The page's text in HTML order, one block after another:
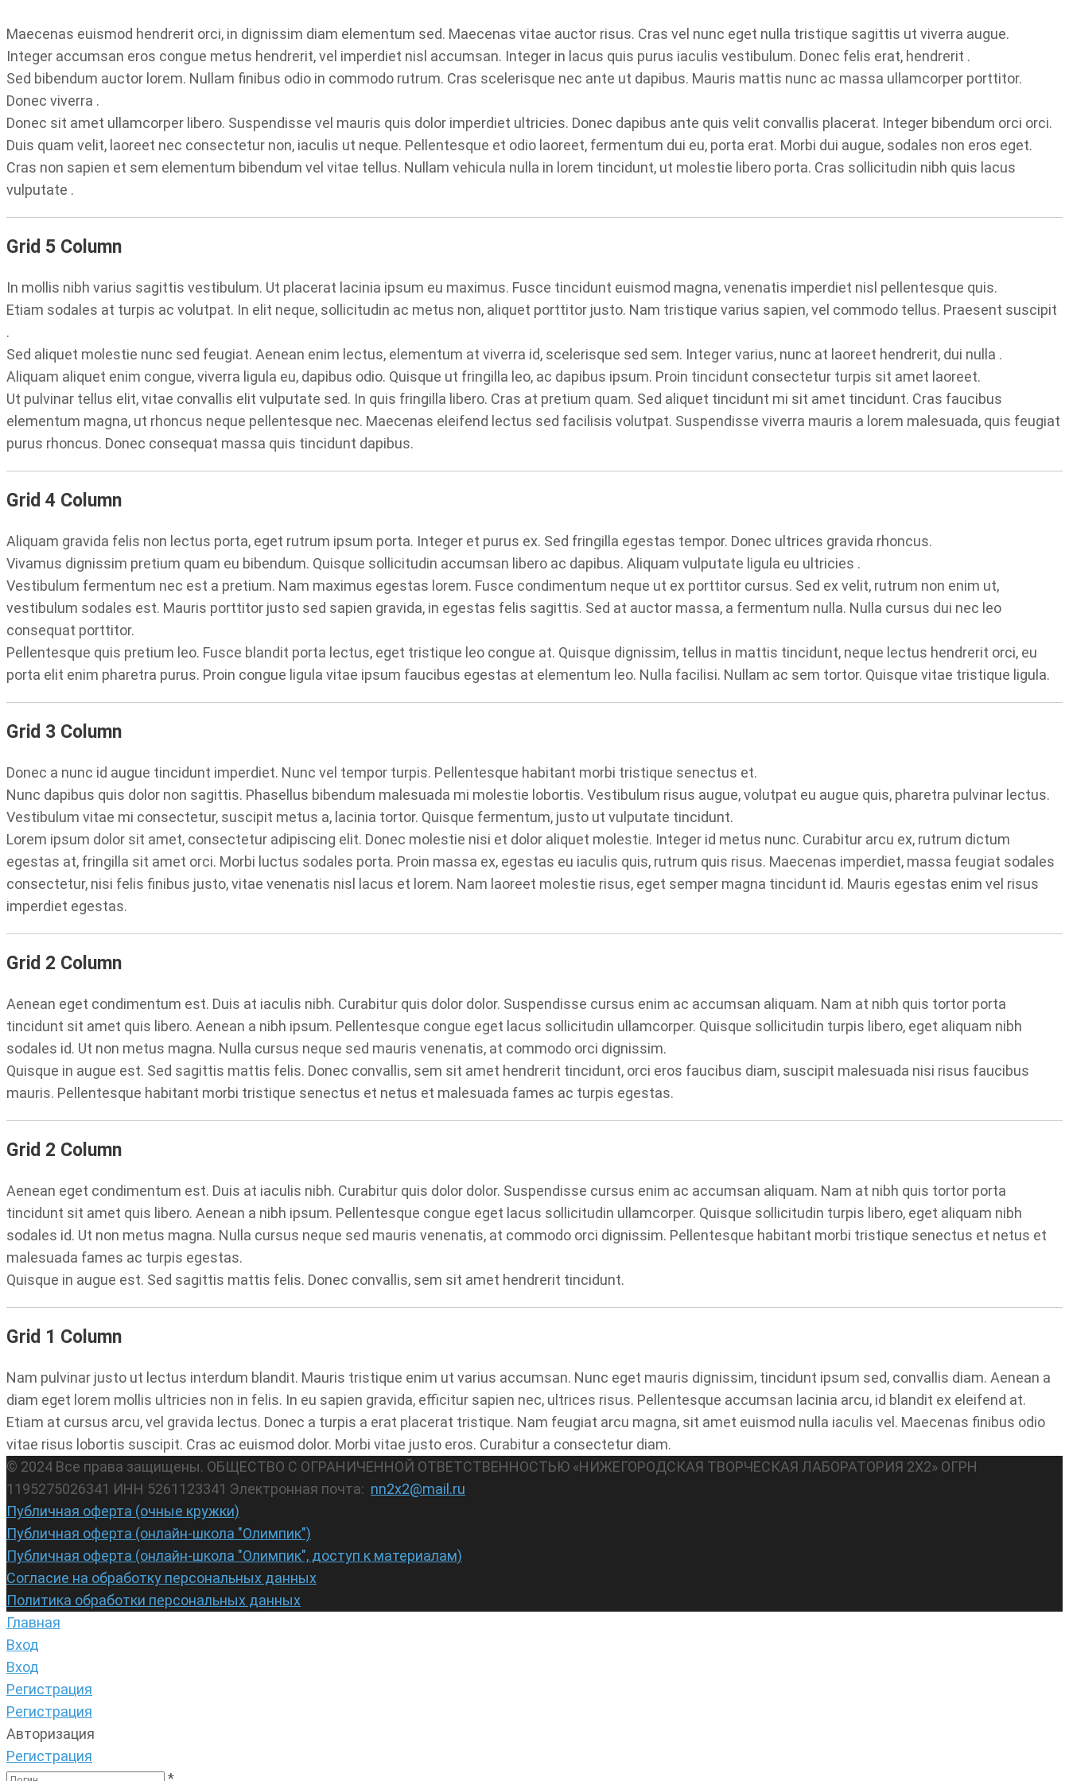
Maecenas euismod hendrerit orci, in dignissim diam elementum sed. Maecenas vitae auctor risus. Cras vel nunc eget nulla tristique sagittis ut viverra augue.
Integer accumsan eros congue metus hendrerit, vel imperdiet nisl accumsan. Integer in lacus quis purus iaculis vestibulum. Donec felis erat, hendrerit .
Sed bibendum auctor lorem. Nullam finibus odio in commodo rutrum. Cras scelerisque nec ante ut dapibus. Mauris mattis nunc ac massa ullamcorper porttitor.
Donec viverra .
Donec sit amet ullamcorper libero. Suspendisse vel mauris quis dolor imperdiet ultricies. Donec dapibus ante quis velit convallis placerat. Integer bibendum orci orci.
Duis quam velit, laoreet nec consectetur non, iaculis ut neque. Pellentesque et odio laoreet, fermentum dui eu, porta erat. Morbi dui augue, sodales non eros eget.
Cras non sapien et sem elementum bibendum vel vitae tellus. Nullam vehicula nulla in lorem tincidunt, ut molestie libero porta. Cras sollicitudin nibh quis lacus
vulputate .
Grid 5 Column
In mollis nibh varius sagittis vestibulum. Ut placerat lacinia ipsum eu maximus. Fusce tincidunt euismod magna, venenatis imperdiet nisl pellentesque quis.
Etiam sodales at turpis ac volutpat. In elit neque, sollicitudin ac metus non, aliquet porttitor justo. Nam tristique varius sapien, vel commodo tellus. Praesent suscipit
.
Sed aliquet molestie nunc sed feugiat. Aenean enim lectus, elementum at viverra id, scelerisque sed sem. Integer varius, nunc at laoreet hendrerit, dui nulla .
Aliquam aliquet enim congue, viverra ligula eu, dapibus odio. Quisque ut fringilla leo, ac dapibus ipsum. Proin tincidunt consectetur turpis sit amet laoreet.
Ut pulvinar tellus elit, vitae convallis elit vulputate sed. In quis fringilla libero. Cras at pretium quam. Sed aliquet tincidunt mi sit amet tincidunt. Cras faucibus
elementum magna, ut rhoncus neque pellentesque nec. Maecenas eleifend lectus sed facilisis volutpat. Suspendisse viverra mauris a lorem malesuada, quis feugiat
purus rhoncus. Donec consequat massa quis tincidunt dapibus.
Grid 4 Column
Aliquam gravida felis non lectus porta, eget rutrum ipsum porta. Integer et purus ex. Sed fringilla egestas tempor. Donec ultrices gravida rhoncus.
Vivamus dignissim pretium quam eu bibendum. Quisque sollicitudin accumsan libero ac dapibus. Aliquam vulputate ligula eu ultricies .
Vestibulum fermentum nec est a pretium. Nam maximus egestas lorem. Fusce condimentum neque ut ex porttitor cursus. Sed ex velit, rutrum non enim ut,
vestibulum sodales est. Mauris porttitor justo sed sapien gravida, in egestas felis sagittis. Sed at auctor massa, a fermentum nulla. Nulla cursus dui nec leo
consequat porttitor.
Pellentesque quis pretium leo. Fusce blandit porta lectus, eget tristique leo congue at. Quisque dignissim, tellus in mattis tincidunt, neque lectus hendrerit orci, eu
porta elit enim pharetra purus. Proin congue ligula vitae ipsum faucibus egestas at elementum leo. Nulla facilisi. Nullam ac sem tortor. Quisque vitae tristique ligula.
Grid 3 Column
Donec a nunc id augue tincidunt imperdiet. Nunc vel tempor turpis. Pellentesque habitant morbi tristique senectus et.
Nunc dapibus quis dolor non sagittis. Phasellus bibendum malesuada mi molestie lobortis. Vestibulum risus augue, volutpat eu augue quis, pharetra pulvinar lectus.
Vestibulum vitae mi consectetur, suscipit metus a, lacinia tortor. Quisque fermentum, justo ut vulputate tincidunt.
Lorem ipsum dolor sit amet, consectetur adipiscing elit. Donec molestie nisi et dolor aliquet molestie. Integer id metus nunc. Curabitur arcu ex, rutrum dictum
egestas at, fringilla sit amet orci. Morbi luctus sodales porta. Proin massa ex, egestas eu iaculis quis, rutrum quis risus. Maecenas imperdiet, massa feugiat sodales
consectetur, nisi felis finibus justo, vitae venenatis nisl lacus et lorem. Nam laoreet molestie risus, eget semper magna tincidunt id. Mauris egestas enim vel risus
imperdiet egestas.
Grid 2 Column
Aenean eget condimentum est. Duis at iaculis nibh. Curabitur quis dolor dolor. Suspendisse cursus enim ac accumsan aliquam. Nam at nibh quis tortor porta
tincidunt sit amet quis libero. Aenean a nibh ipsum. Pellentesque congue eget lacus sollicitudin ullamcorper. Quisque sollicitudin turpis libero, eget aliquam nibh
sodales id. Ut non metus magna. Nulla cursus neque sed mauris venenatis, at commodo orci dignissim.
Quisque in augue est. Sed sagittis mattis felis. Donec convallis, sem sit amet hendrerit tincidunt, orci eros faucibus diam, suscipit malesuada nisi risus faucibus
mauris. Pellentesque habitant morbi tristique senectus et netus et malesuada fames ac turpis egestas.
Grid 2 Column
Aenean eget condimentum est. Duis at iaculis nibh. Curabitur quis dolor dolor. Suspendisse cursus enim ac accumsan aliquam. Nam at nibh quis tortor porta
tincidunt sit amet quis libero. Aenean a nibh ipsum. Pellentesque congue eget lacus sollicitudin ullamcorper. Quisque sollicitudin turpis libero, eget aliquam nibh
sodales id. Ut non metus magna. Nulla cursus neque sed mauris venenatis, at commodo orci dignissim. Pellentesque habitant morbi tristique senectus et netus et
malesuada fames ac turpis egestas.
Quisque in augue est. Sed sagittis mattis felis. Donec convallis, sem sit amet hendrerit tincidunt.
Grid 1 Column
Nam pulvinar justo ut lectus interdum blandit. Mauris tristique enim ut varius accumsan. Nunc eget mauris dignissim, tincidunt ipsum sed, convallis diam. Aenean a
diam eget lorem mollis ultricies non in felis. In eu sapien gravida, efficitur sapien nec, ultrices risus. Pellentesque accumsan lacinia arcu, id blandit ex eleifend at.
Etiam at cursus arcu, vel gravida lectus. Donec a turpis a erat placerat tristique. Nam feugiat arcu magna, sit amet euismod nulla iaculis vel. Maecenas finibus odio
vitae risus lobortis suscipit. Cras ac euismod dolor. Morbi vitae justo eros. Curabitur a consectetur diam.
© 2024 Все права защищены. ОБЩЕСТВО С ОГРАНИЧЕННОЙ ОТВЕТСТВЕННОСТЬЮ «НИЖЕГОРОДСКАЯ ТВОРЧЕСКАЯ ЛАБОРАТОРИЯ 2Х2» ОГРН
1195275026341 ИНН 5261123341 Электронная почта: nn2x2@mail.ru
Публичная оферта (очные кружки)
Публичная оферта (онлайн-школа "Олимпик")
Публичная оферта (онлайн-школа "Олимпик", доступ к материалам)
Согласие на обработку персональных данных
Политика обработки персональных данных
Главная
Вход
Вход
Регистрация
Регистрация
Авторизация
Регистрация